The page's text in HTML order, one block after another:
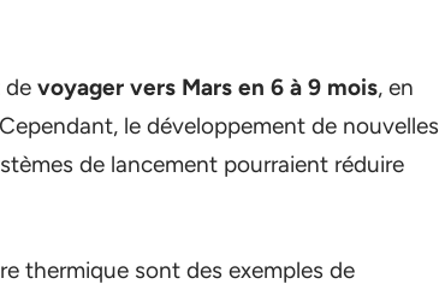
de voyager vers Mars en 6 à 9 mois, en
le développement de nouvelles
de lancement pourraient réduire
thermique sont des exemples de